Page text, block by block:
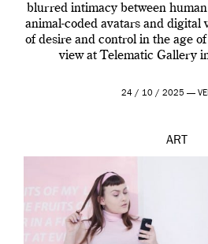
blurred intimacy between
animal-coded avatars and digital
of desire and control in the age
view at Telematic Gallery
24 / 10 / 2025 —
ART